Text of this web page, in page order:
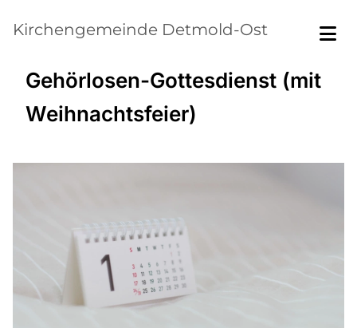
Kirchengemeinde Detmold-Ost
Gehörlosen-Gottesdienst (mit
Weihnachtsfeier)